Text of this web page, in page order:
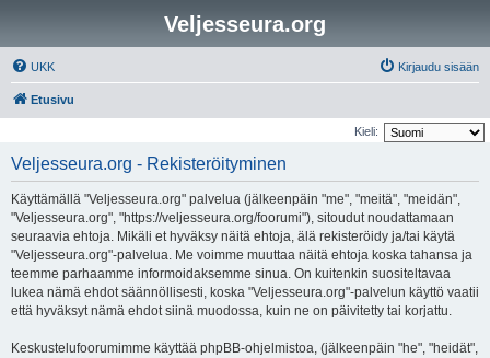
Veljesseura.org
UKK Kirjaudu sisään
Etusivu
Kieli:
Veljesseura.org - Rekisteröityminen
Käyttämällä "Veljesseura.org" palvelua (jälkeenpäin "me", "meitä", "meidän",
"Veljesseura.org", "https://veljesseura.org/foorumi"), sitoudut noudattamaan
seuraavia ehtoja. Mikäli et hyväksy näitä ehtoja, älä rekisteröidy ja/tai käytä
"Veljesseura.org"-palvelua. Me voimme muuttaa näitä ehtoja koska tahansa ja
teemme parhaamme informoidaksemme sinua. On kuitenkin suositeltavaa
lukea nämä ehdot säännöllisesti, koska "Veljesseura.org"-palvelun käyttö vaatii
että hyväksyt nämä ehdot siinä muodossa, kuin ne on päivitetty tai korjattu.
Keskustelufoorumimme käyttää phpBB-ohjelmistoa, (jälkeenpäin "he", "heidät",